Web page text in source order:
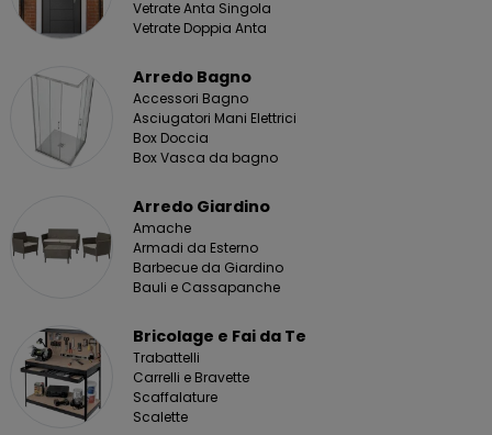
Vetrate Anta Singola
Vetrate Doppia Anta
Arredo Bagno
Accessori Bagno
Asciugatori Mani Elettrici
Box Doccia
Box Vasca da bagno
Arredo Giardino
Amache
Armadi da Esterno
Barbecue da Giardino
Bauli e Cassapanche
Bricolage e Fai da Te
Trabattelli
Carrelli e Bravette
Scaffalature
Scalette